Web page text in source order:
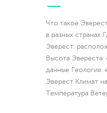
Что такое
в разных странах
Эверест:
Высота Эвереста:
данные Геология:
Эверест Климат
Температура